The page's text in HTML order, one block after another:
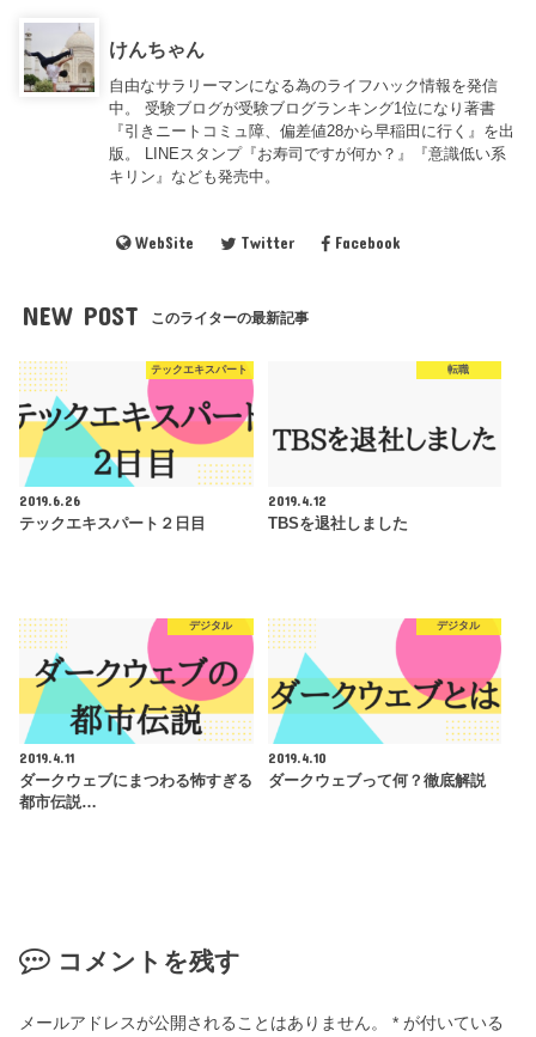
けんちゃん
自由なサラリーマンになる為のライフハック情報を発信
中。 受験ブログが受験ブログランキング1位になり著書
『引きニートコミュ障、偏差値28から早稲田に行く』を出
版。 LINEスタンプ『お寿司ですが何か？』『意識低い系
キリン』なども発売中。
WebSite Twitter Facebook
NEW POST このライターの最新記事
テックエキスパート
2019.6.26
テックエキスパート２日目
転職
2019.4.12
TBSを退社しました
デジタル
2019.4.11
ダークウェブにまつわる怖すぎる
都市伝説…
デジタル
2019.4.10
ダークウェブって何？徹底解説
コメントを残す
メールアドレスが公開されることはありません。 * が付いている